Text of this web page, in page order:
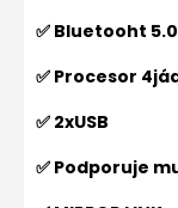
✅ Bluetooht 5.0
✅ Procesor
✅ 2xUSB
✅ Podporuje